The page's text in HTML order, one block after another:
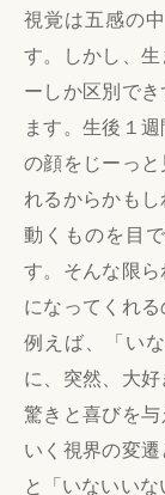
視覚は五感の
す。しかし、
ーしか区別で
ます。生後１
の顔をじーっ
れるからかも
動くものを目
す。そんな限
になってくれる
例えば、「い
に、突然、大
驚きと喜びを
いく視界の変
と「いないい